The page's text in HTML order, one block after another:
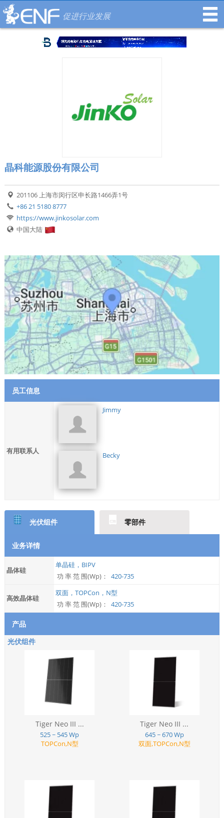
促进行业发展
晶科能源股份有限公司
201106 上海市闵行区申长路1466弄1号
+86 21 5180 8777
https://www.jinkosolar.com
中国大陆
员工信息
有用联系人
Jimmy
Becky
光伏组件 零部件
业务详情
晶体硅
单晶硅，BIPV
功 率 范 围(Wp)：
420-735
高效晶体硅
双面，TOPCon，N型
功 率 范 围(Wp)：
420-735
产品
光伏组件
Tiger Neo III ...
525 ~ 545 Wp
TOPCon,N型
Tiger Neo III ...
645 ~ 670 Wp
双面,TOPCon,N型